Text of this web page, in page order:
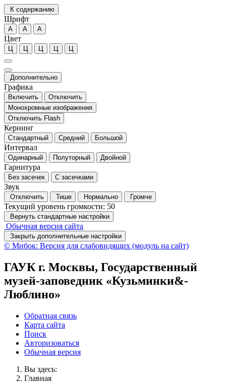
К содержанию
Шрифт
А А А
Цвет
Ц Ц Ц Ц Ц
Дополнительно
Графика
Включить
Отключить
Монохромные изображения
Отключить Flash
Кернинг
Стандартный Средний Большой
Интервал
Одинарный Полуторный Двойной
Гарнитура
Без засечек С засечками
Звук
Отключить Тише Нормально Громче
Текущий уровень громкости: 50
Вернуть стандартные настройки
Обычная версия сайта
Закрыть дополнительные настройки
© Мибок: Версия для слабовидящих (модуль на сайт)
ГАУК г. Москвы, Государственный
музей-заповедник «Кузьминки&-
Люблино»
Обратная связь
Карта сайта
Поиск
Авторизоваться
Обычная версия
Вы здесь:
Главная